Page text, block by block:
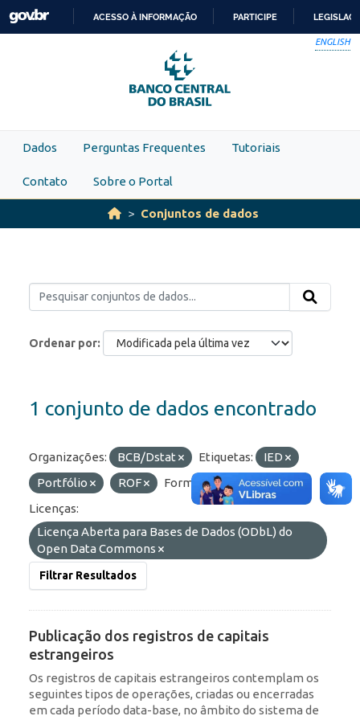
Skip to main content
PARA
O
CONTEÚDO
ACESSO À INFORMAÇÃO PARTICIPE
ENGLISH
Dados Perguntas Frequentes Tutoriais
Contato Sobre o Portal
Conjuntos de dados
Ordenar por
1 conjunto de dados encontrado
Organizações: BCB/Dstat Etiquetas:
IED
Portfólio
ROF Formatos:
JSON
Licenças:
Licença Aberta para Bases de Dados (ODbL) do
Open Data Commons
Filtrar Resultados
Publicação dos registros de capitais
estrangeiros
Os registros de capitais estrangeiros contemplam os
seguintes tipos de operações, criadas ou encerradas
em cada período data-base, no âmbito do sistema de